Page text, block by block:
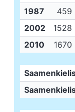
1987
459
2002
1528
2010
1670